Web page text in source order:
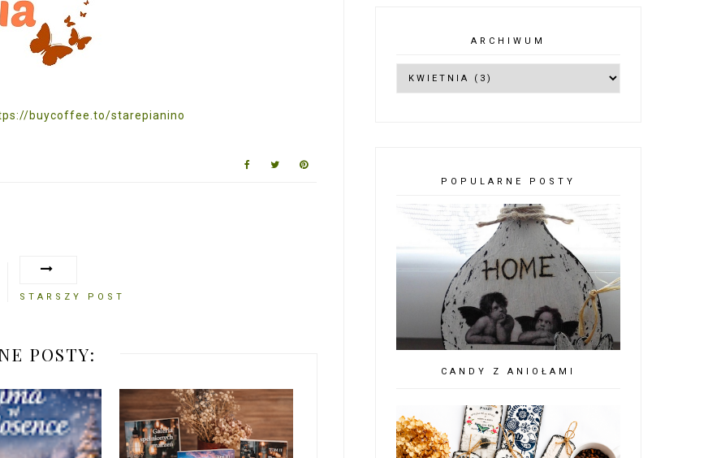
buycoffee.to/starepianino
STARSZY POST
POSTY:
ARCHIWUM
POPULARNE POSTY
CANDY Z ANIOŁAMI